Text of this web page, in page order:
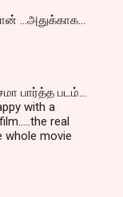
...அதுக்காக...
பார்த்த படம்...
with a
real
whole movie